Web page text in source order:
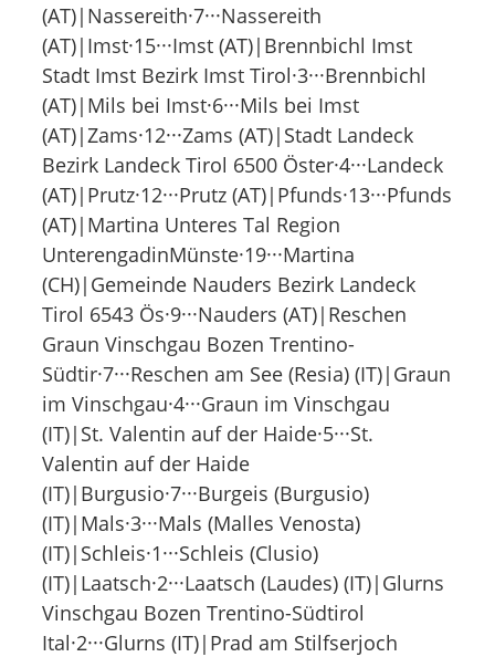
(AT)|Nassereith·7···Nassereith
(AT)|Imst·15···Imst (AT)|Brennbichl Imst
Stadt Imst Bezirk Imst Tirol·3···Brennbichl
(AT)|Mils bei Imst·6···Mils bei Imst
(AT)|Zams·12···Zams (AT)|Stadt Landeck
Bezirk Landeck Tirol 6500 Öster·4···Landeck
(AT)|Prutz·12···Prutz (AT)|Pfunds·13···Pfunds
(AT)|Martina Unteres Tal Region
UnterengadinMünste·19···Martina
(CH)|Gemeinde Nauders Bezirk Landeck
Tirol 6543 Ös·9···Nauders (AT)|Reschen
Graun Vinschgau Bozen Trentino-
Südtir·7···Reschen am See (Resia) (IT)|Graun
im Vinschgau·4···Graun im Vinschgau
(IT)|St. Valentin auf der Haide·5···St.
Valentin auf der Haide
(IT)|Burgusio·7···Burgeis (Burgusio)
(IT)|Mals·3···Mals (Malles Venosta)
(IT)|Schleis·1···Schleis (Clusio)
(IT)|Laatsch·2···Laatsch (Laudes) (IT)|Glurns
Vinschgau Bozen Trentino-Südtirol
Ital·2···Glurns (IT)|Prad am Stilfserjoch